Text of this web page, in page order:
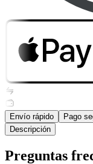
Envío rápido Pago
Descripción
Preguntas